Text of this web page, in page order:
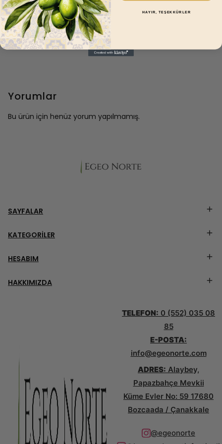
gübre veya
hormon
kullanılmaz.
Yorumlar
Bu ürün için henüz yorum yapılmamış.
SAYFALAR
KATEGORİLER
HESABIM
HAKKIMIZDA
TELEFON: 0 (552) 035 08
85
E-POSTA:
info@egeonorte.com
ADRES: Alaybey,
Papazbahçe Mevkii
Küme Evler No: 59 17680
Bozcaada / Çanakkale
@egeonorte
HAYIR, TEŞEKKÜRLER